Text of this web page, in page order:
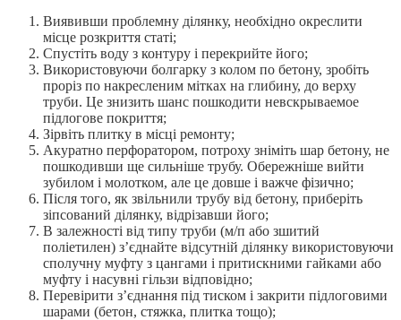
Виявивши проблемну ділянку, необхідно окреслити
місце розкриття статі;
Спустіть воду з контуру і перекрийте його;
Використовуючи болгарку з колом по бетону, зробіть
проріз по накресленим мітках на глибину, до верху
труби. Це знизить шанс пошкодити невскрываемое
підлогове покриття;
Зірвіть плитку в місці ремонту;
Акуратно перфоратором, потроху зніміть шар бетону, не
пошкодивши ще сильніше трубу. Обережніше вийти
зубилом і молотком, але це довше і важче фізично;
Після того, як звільнили трубу від бетону, приберіть
зіпсований ділянку, відрізавши його;
В залежності від типу труби (м/п або зшитий
поліетилен) з’єднайте відсутній ділянку використовуючи
сполучну муфту з цангами і притискними гайками або
муфту і насувні гільзи відповідно;
Перевірити з’єднання під тиском і закрити підлоговими
шарами (бетон, стяжка, плитка тощо);